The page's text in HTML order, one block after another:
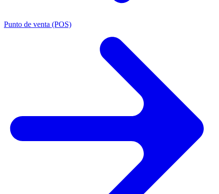
Punto de venta (POS)